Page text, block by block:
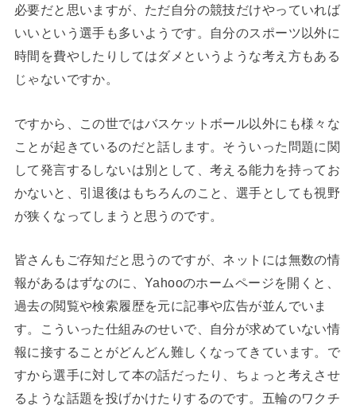
必要だと思いますが、ただ自分の競技だけやっていれば
いいという選手も多いようです。自分のスポーツ以外に
時間を費やしたりしてはダメというような考え方もある
じゃないですか。
ですから、この世ではバスケットボール以外にも様々な
ことが起きているのだと話します。そういった問題に関
して発言するしないは別として、考える能力を持ってお
かないと、引退後はもちろんのこと、選手としても視野
が狭くなってしまうと思うのです。
皆さんもご存知だと思うのですが、ネットには無数の情
報があるはずなのに、Yahooのホームページを開くと、
過去の閲覧や検索履歴を元に記事や広告が並んでいま
す。こういった仕組みのせいで、自分が求めていない情
報に接することがどんどん難しくなってきています。で
すから選手に対して本の話だったり、ちょっと考えさせ
るような話題を投げかけたりするのです。五輪のワクチ